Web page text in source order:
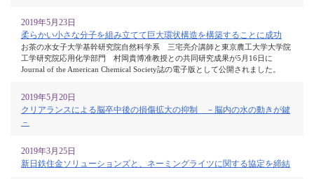
2019年5月23日
柔らかい小さな分子を組み立てて巨大環状構造を構築することに成功
お茶の水女子大学基幹研究院自然科学系 三宅亮介講師と東京農工大学大学院
工学研究院応用化学部門 村岡貴博准教授との共同研究成果が5月16日に
Journal of the American Chemical Society誌の電子版として公開されました。
2019年5月20日
クリアランスによる脳卒中後の損傷拡大の抑制 －脳内の水の動きが鍵
－
2019年3月25日
新日鉄住金ソリューションズと、ネーミングライツに関する協定を締結